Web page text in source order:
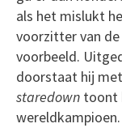
als het mislukt
voorzitter van
voorbeeld.
doorstaat hij
staredown toont
wereldkampioen.